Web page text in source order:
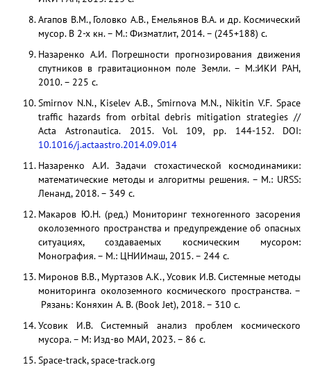
Агапов В.М., Головко А.В., Емельянов В.А. и др. Космический
мусор. В 2-х кн. – М.: Физматлит, 2014. – (245+188) с.
Назаренко А.И. Погрешности прогнозирования движения
спутников в гравитационном поле Земли. – М.:ИКИ РАН,
2010. – 225 с.
Smirnov N.N., Kiselev A.B., Smirnova M.N., Nikitin V.F. Space
traffic hazards from orbital debris mitigation strategies //
Acta Astronautica. 2015. Vol. 109, pp. 144-152. DOI:
10.1016/j.actaastro.2014.09.014
Назаренко А.И. Задачи стохастической космодинамики:
математические методы и алгоритмы решения. – М.: URSS:
Ленанд, 2018. – 349 c.
Макаров Ю.Н. (ред.) Мониторинг техногенного засорения
околоземного пространства и предупреждение об опасных
ситуациях, создаваемых космическим мусором:
Монография. – М.: ЦНИИмаш, 2015. – 244 с.
Миронов В.В., Муртазов А.К., Усовик И.В. Системные методы
мониторинга околоземного космического пространства. –
Рязань: Коняхин А. В. (Book Jet), 2018. – 310 с.
Усовик И.В. Системный анализ проблем космического
мусора. – М: Изд-во МАИ, 2023. – 86 с.
Space-track, space-track.org